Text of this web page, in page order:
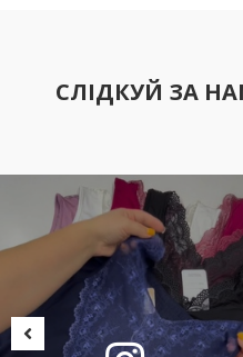
СЛІДКУЙ ЗА